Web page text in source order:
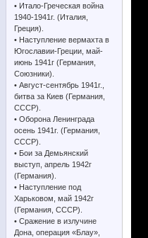
• Итало-Греческая война
1940-1941г. (Италия,
Греция).
• Наступление вермахта в
Югославии-Греции, май-
июнь 1941г (Германия,
Союзники).
• Август-сентябрь 1941г.,
битва за Киев (Германия,
СССР).
• Оборона Ленинграда
осень 1941г. (Германия,
СССР).
• Бои за Демьянский
выступ, апрель 1942г
(Германия).
• Наступление под
Харьковом, май 1942г
(Германия, СССР).
• Сражение в излучине
Дона, операция «Блау»,